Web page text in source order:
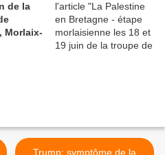
de la
Morlaix-
Trump: symptôme de la